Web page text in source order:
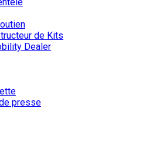
de Kits
Dealer
presse